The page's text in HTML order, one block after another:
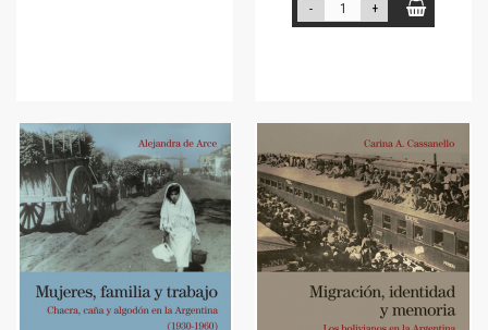
- +